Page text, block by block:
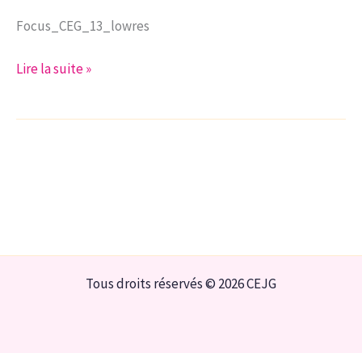
Focus_CEG_13_lowres
Focus
Lire la suite »
Tous droits réservés © 2026 CEJG